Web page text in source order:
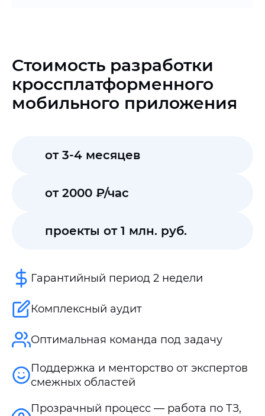
Стоимость разработки
кроссплатформенного
мобильного приложения
от 3-4 месяцев
от 2000 ₽/час
проекты от 1 млн. руб.
Гарантийный период 2 недели
Комплексный аудит
Оптимальная команда под задачу
Поддержка и менторство от экспертов
смежных областей
Прозрачный процесс — работа по ТЗ,